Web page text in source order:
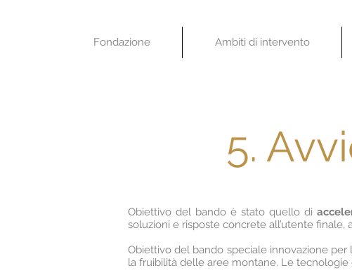
Fondazione Ambiti di intervento
5.
Obiettivo del bando è stato quello di
soluzioni e risposte concrete all’utente
Obiettivo del bando speciale innovazione
la fruibilità delle aree montane. Le